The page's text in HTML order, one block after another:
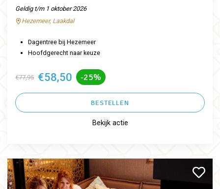
Geldig t/m 1 oktober 2026
Hezemeer, Laakdal
Dagentree bij Hezemeer
Hoofdgerecht naar keuze
€77,95 €58,50 -25%
BESTELLEN
Bekijk actie